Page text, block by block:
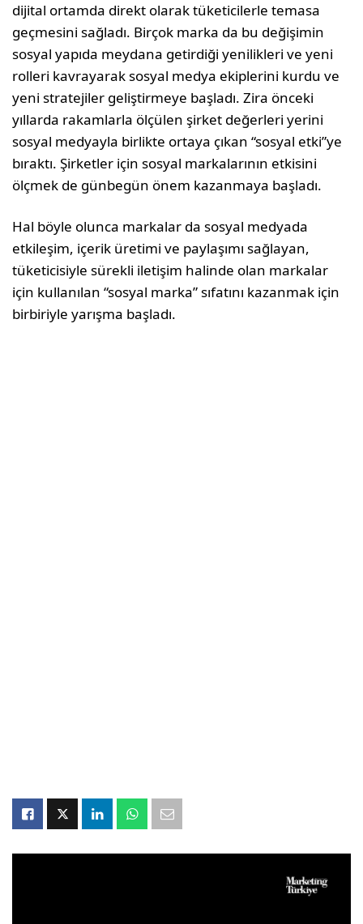
dijital ortamda direkt olarak tüketicilerle temasa
geçmesini sağladı. Birçok marka da bu değişimin
sosyal yapıda meydana getirdiği yenilikleri ve yeni
rolleri kavrayarak sosyal medya ekiplerini kurdu ve
yeni stratejiler geliştirmeye başladı. Zira önceki
yıllarda rakamlarla ölçülen şirket değerleri yerini
sosyal medyayla birlikte ortaya çıkan “sosyal etki”ye
bıraktı. Şirketler için sosyal markalarının etkisini
ölçmek de günbegün önem kazanmaya başladı.
Hal böyle olunca markalar da sosyal medyada
etkileşim, içerik üretimi ve paylaşımı sağlayan,
tüketicisiyle sürekli iletişim halinde olan markalar
için kullanılan “sosyal marka” sıfatını kazanmak için
birbiriyle yarışma başladı.